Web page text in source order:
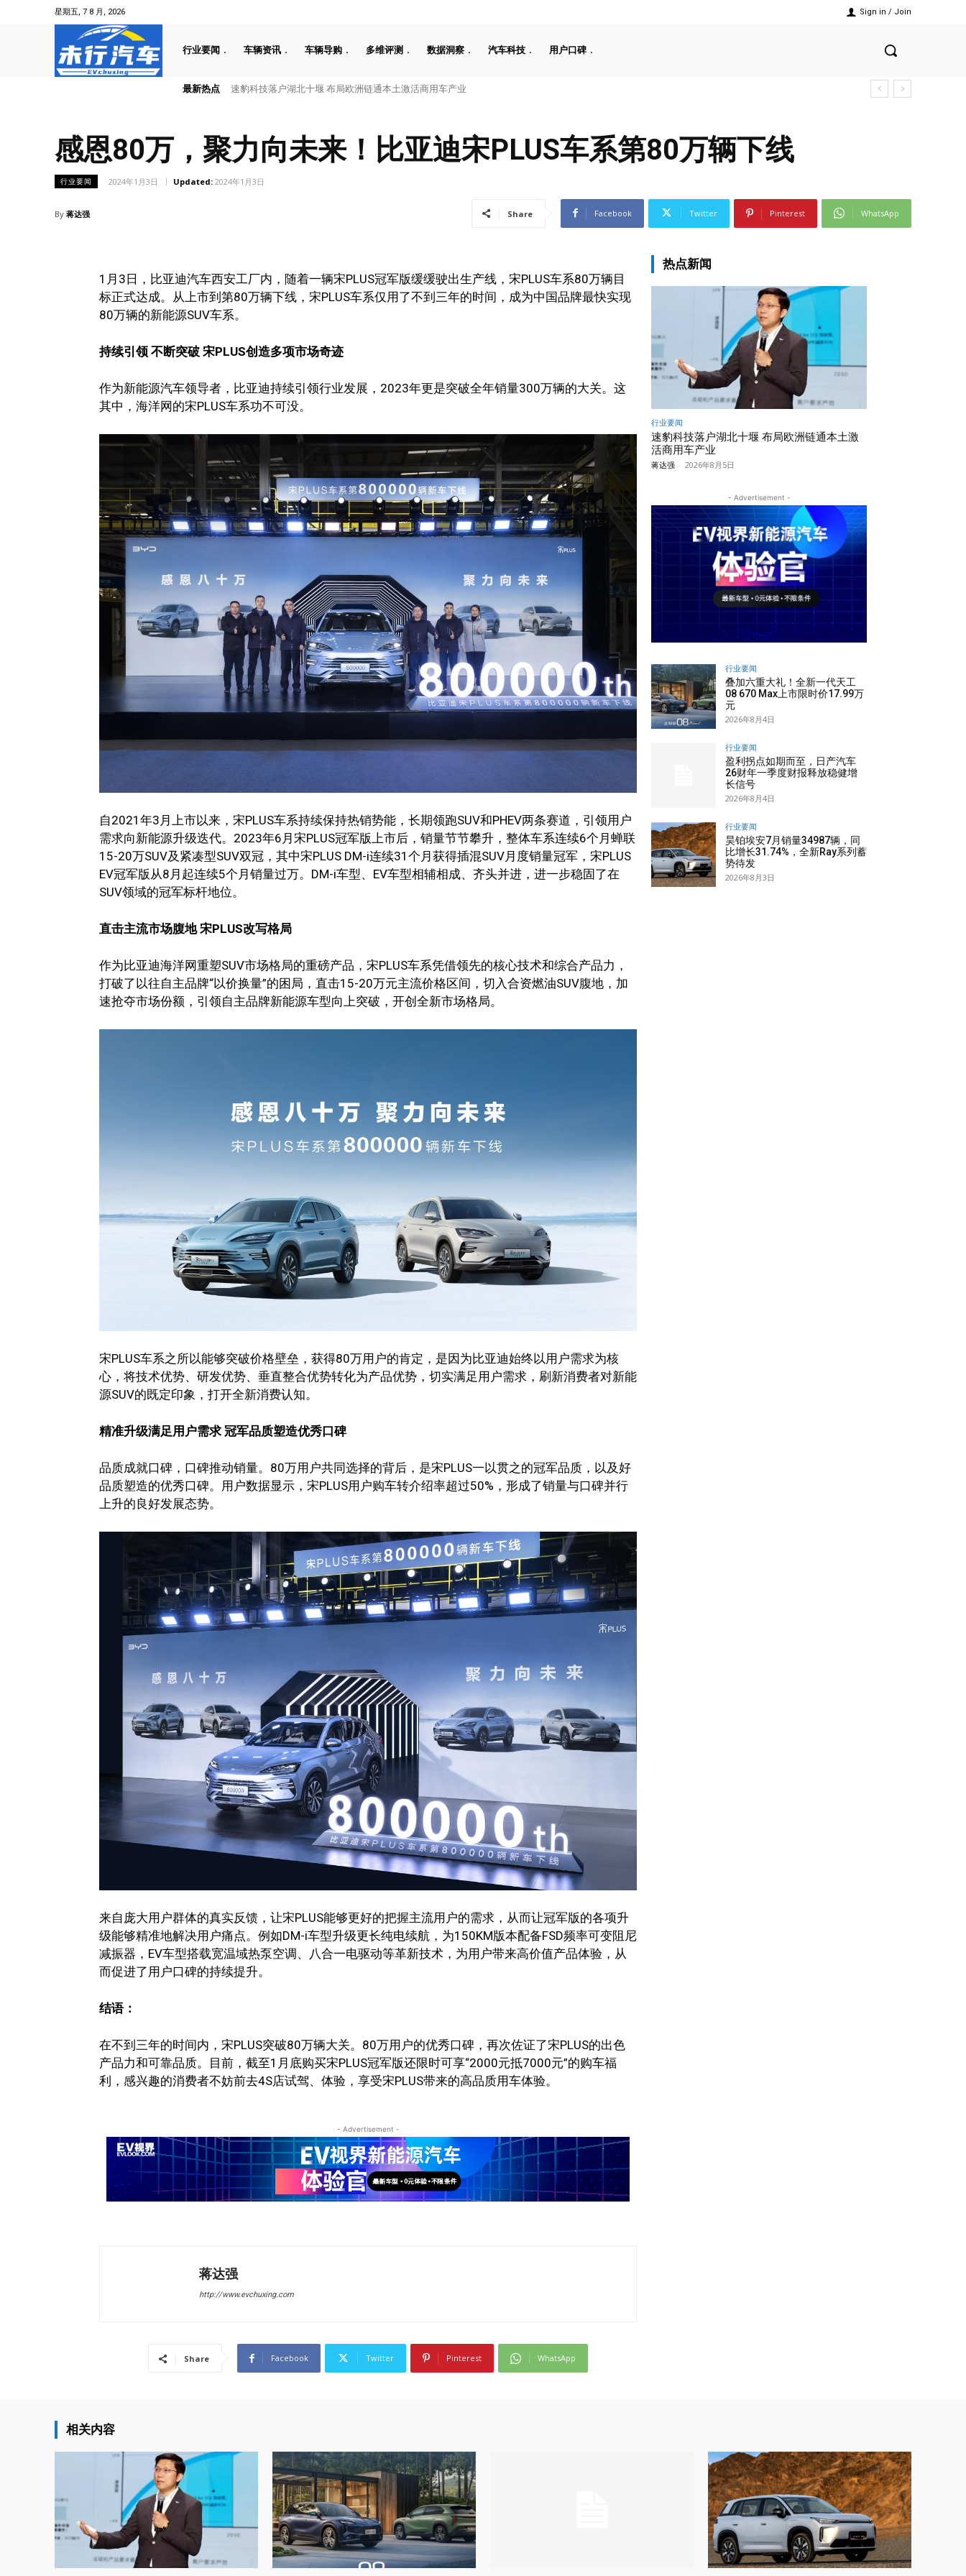
星期五, 7 8 月, 2026 Sign in / Join
行业要闻 车辆资讯 车辆导购 多维评测 数据洞察 汽车科技 用户口碑
最新热点 速豹科技落户湖北十堰 布局欧洲链通本土激活商用车产业
感恩80万，聚力向未来！比亚迪宋PLUS车系第80万辆下线
行业要闻 2024年1月3日 Updated: 2024年1月3日
By 蒋达强 Share Facebook Twitter Pinterest WhatsApp
1月3日，比亚迪汽车西安工厂内，随着一辆宋PLUS冠军版缓缓驶出生产线，宋PLUS车系80万辆目
标正式达成。从上市到第80万辆下线，宋PLUS车系仅用了不到三年的时间，成为中国品牌最快实现
80万辆的新能源SUV车系。
持续引领 不断突破 宋PLUS创造多项市场奇迹
作为新能源汽车领导者，比亚迪持续引领行业发展，2023年更是突破全年销量300万辆的大关。这
其中，海洋网的宋PLUS车系功不可没。
自2021年3月上市以来，宋PLUS车系持续保持热销势能，长期领跑SUV和PHEV两条赛道，引领用户
需求向新能源升级迭代。2023年6月宋PLUS冠军版上市后，销量节节攀升，整体车系连续6个月蝉联
15-20万SUV及紧凑型SUV双冠，其中宋PLUS DM-i连续31个月获得插混SUV月度销量冠军，宋PLUS
EV冠军版从8月起连续5个月销量过万。DM-i车型、EV车型相辅相成、齐头并进，进一步稳固了在
SUV领域的冠军标杆地位。
直击主流市场腹地 宋PLUS改写格局
作为比亚迪海洋网重塑SUV市场格局的重磅产品，宋PLUS车系凭借领先的核心技术和综合产品力，
打破了以往自主品牌“以价换量”的困局，直击15-20万元主流价格区间，切入合资燃油SUV腹地，加
速抢夺市场份额，引领自主品牌新能源车型向上突破，开创全新市场格局。
宋PLUS车系之所以能够突破价格壁垒，获得80万用户的肯定，是因为比亚迪始终以用户需求为核
心，将技术优势、研发优势、垂直整合优势转化为产品优势，切实满足用户需求，刷新消费者对新能
源SUV的既定印象，打开全新消费认知。
精准升级满足用户需求 冠军品质塑造优秀口碑
品质成就口碑，口碑推动销量。80万用户共同选择的背后，是宋PLUS一以贯之的冠军品质，以及好
品质塑造的优秀口碑。用户数据显示，宋PLUS用户购车转介绍率超过50%，形成了销量与口碑并行
上升的良好发展态势。
来自庞大用户群体的真实反馈，让宋PLUS能够更好的把握主流用户的需求，从而让冠军版的各项升
级能够精准地解决用户痛点。例如DM-i车型升级更长纯电续航，为150KM版本配备FSD频率可变阻尼
减振器，EV车型搭载宽温域热泵空调、八合一电驱动等革新技术，为用户带来高价值产品体验，从
而促进了用户口碑的持续提升。
结语：
在不到三年的时间内，宋PLUS突破80万辆大关。80万用户的优秀口碑，再次佐证了宋PLUS的出色
产品力和可靠品质。目前，截至1月底购买宋PLUS冠军版还限时可享“2000元抵7000元”的购车福
利，感兴趣的消费者不妨前去4S店试驾、体验，享受宋PLUS带来的高品质用车体验。
- Advertisement -
蒋达强
http://www.evchuxing.com
Share Facebook Twitter Pinterest WhatsApp
热点新闻
行业要闻
速豹科技落户湖北十堰 布局欧洲链通本土激
活商用车产业
蒋达强 - 2026年8月5日
- Advertisement -
行业要闻
叠加六重大礼！全新一代天工
08 670 Max上市限时价17.99万
元
2026年8月4日
行业要闻
盈利拐点如期而至，日产汽车
26财年一季度财报释放稳健增
长信号
2026年8月4日
行业要闻
昊铂埃安7月销量34987辆，同
比增长31.74%，全新Ray系列蓄
势待发
2026年8月3日
相关内容